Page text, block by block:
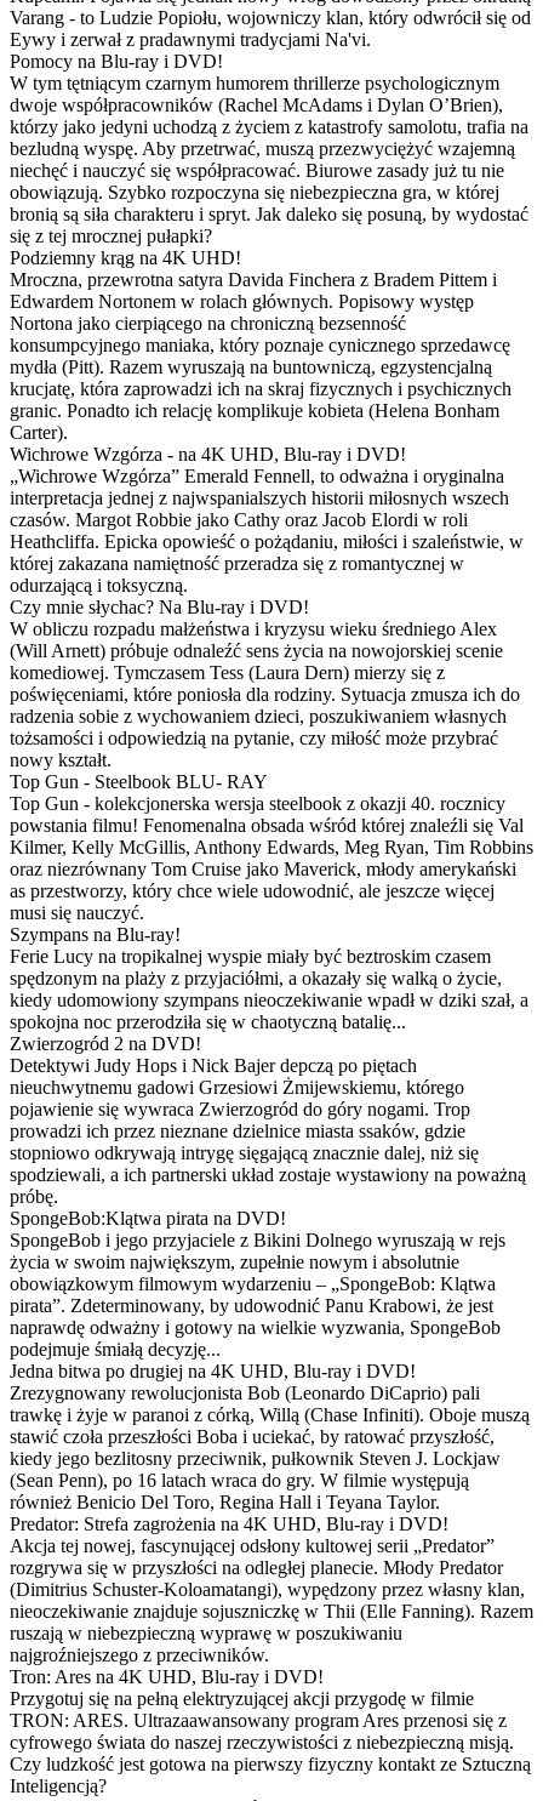
Varang - to Ludzie Popiołu, wojowniczy klan, który odwrócił się od
Eywy i zerwał z pradawnymi tradycjami Na'vi.
Pomocy na Blu-ray i DVD!
W tym tętniącym czarnym humorem thrillerze psychologicznym
dwoje współpracowników (Rachel McAdams i Dylan O’Brien),
którzy jako jedyni uchodzą z życiem z katastrofy samolotu, trafia na
bezludną wyspę. Aby przetrwać, muszą przezwyciężyć wzajemną
niechęć i nauczyć się współpracować. Biurowe zasady już tu nie
obowiązują. Szybko rozpoczyna się niebezpieczna gra, w której
bronią są siła charakteru i spryt. Jak daleko się posuną, by wydostać
się z tej mrocznej pułapki?
Podziemny krąg na 4K UHD!
Mroczna, przewrotna satyra Davida Finchera z Bradem Pittem i
Edwardem Nortonem w rolach głównych. Popisowy występ
Nortona jako cierpiącego na chroniczną bezsenność
konsumpcyjnego maniaka, który poznaje cynicznego sprzedawcę
mydła (Pitt). Razem wyruszają na buntowniczą, egzystencjalną
krucjatę, która zaprowadzi ich na skraj fizycznych i psychicznych
granic. Ponadto ich relację komplikuje kobieta (Helena Bonham
Carter).
Wichrowe Wzgórza - na 4K UHD, Blu-ray i DVD!
„Wichrowe Wzgórza” Emerald Fennell, to odważna i oryginalna
interpretacja jednej z najwspanialszych historii miłosnych wszech
czasów. Margot Robbie jako Cathy oraz Jacob Elordi w roli
Heathcliffa. Epicka opowieść o pożądaniu, miłości i szaleństwie, w
której zakazana namiętność przeradza się z romantycznej w
odurzającą i toksyczną.
Czy mnie słychac? Na Blu-ray i DVD!
W obliczu rozpadu małżeństwa i kryzysu wieku średniego Alex
(Will Arnett) próbuje odnaleźć sens życia na nowojorskiej scenie
komediowej. Tymczasem Tess (Laura Dern) mierzy się z
poświęceniami, które poniosła dla rodziny. Sytuacja zmusza ich do
radzenia sobie z wychowaniem dzieci, poszukiwaniem własnych
tożsamości i odpowiedzią na pytanie, czy miłość może przybrać
nowy kształt.
Top Gun - Steelbook BLU- RAY
Top Gun - kolekcjonerska wersja steelbook z okazji 40. rocznicy
powstania filmu! Fenomenalna obsada wśród której znaleźli się Val
Kilmer, Kelly McGillis, Anthony Edwards, Meg Ryan, Tim Robbins
oraz niezrównany Tom Cruise jako Maverick, młody amerykański
as przestworzy, który chce wiele udowodnić, ale jeszcze więcej
musi się nauczyć.
Szympans na Blu-ray!
Ferie Lucy na tropikalnej wyspie miały być beztroskim czasem
spędzonym na plaży z przyjaciółmi, a okazały się walką o życie,
kiedy udomowiony szympans nieoczekiwanie wpadł w dziki szał, a
spokojna noc przerodziła się w chaotyczną batalię...
Zwierzogród 2 na DVD!
Detektywi Judy Hops i Nick Bajer depczą po piętach
nieuchwytnemu gadowi Grzesiowi Żmijewskiemu, którego
pojawienie się wywraca Zwierzogród do góry nogami. Trop
prowadzi ich przez nieznane dzielnice miasta ssaków, gdzie
stopniowo odkrywają intrygę sięgającą znacznie dalej, niż się
spodziewali, a ich partnerski układ zostaje wystawiony na poważną
próbę.
SpongeBob:Klątwa pirata na DVD!
SpongeBob i jego przyjaciele z Bikini Dolnego wyruszają w rejs
życia w swoim największym, zupełnie nowym i absolutnie
obowiązkowym filmowym wydarzeniu – „SpongeBob: Klątwa
pirata”. Zdeterminowany, by udowodnić Panu Krabowi, że jest
naprawdę odważny i gotowy na wielkie wyzwania, SpongeBob
podejmuje śmiałą decyzję...
Jedna bitwa po drugiej na 4K UHD, Blu-ray i DVD!
Zrezygnowany rewolucjonista Bob (Leonardo DiCaprio) pali
trawkę i żyje w paranoi z córką, Willą (Chase Infiniti). Oboje muszą
stawić czoła przeszłości Boba i uciekać, by ratować przyszłość,
kiedy jego bezlitosny przeciwnik, pułkownik Steven J. Lockjaw
(Sean Penn), po 16 latach wraca do gry. W filmie występują
również Benicio Del Toro, Regina Hall i Teyana Taylor.
Predator: Strefa zagrożenia na 4K UHD, Blu-ray i DVD!
Akcja tej nowej, fascynującej odsłony kultowej serii „Predator”
rozgrywa się w przyszłości na odległej planecie. Młody Predator
(Dimitrius Schuster-Koloamatangi), wypędzony przez własny klan,
nieoczekiwanie znajduje sojuszniczkę w Thii (Elle Fanning). Razem
ruszają w niebezpieczną wyprawę w poszukiwaniu
najgroźniejszego z przeciwników.
Tron: Ares na 4K UHD, Blu-ray i DVD!
Przygotuj się na pełną elektryzującej akcji przygodę w filmie
TRON: ARES. Ultrazaawansowany program Ares przenosi się z
cyfrowego świata do naszej rzeczywistości z niebezpieczną misją.
Czy ludzkość jest gotowa na pierwszy fizyczny kontakt ze Sztuczną
Inteligencją?